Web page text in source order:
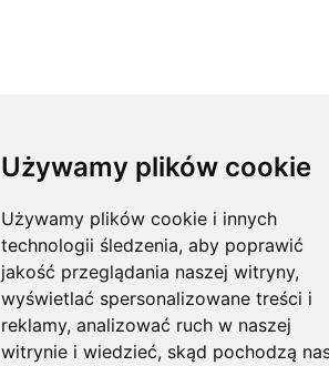
Używamy plików cookie
Używamy plików cookie i innych
technologii śledzenia, aby poprawić
jakość przeglądania naszej witryny,
wyświetlać spersonalizowane treści i
reklamy, analizować ruch w naszej
witrynie i wiedzieć, skąd pochodzą